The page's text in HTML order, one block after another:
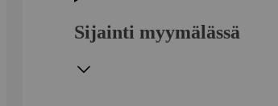
Sijainti myymälässä